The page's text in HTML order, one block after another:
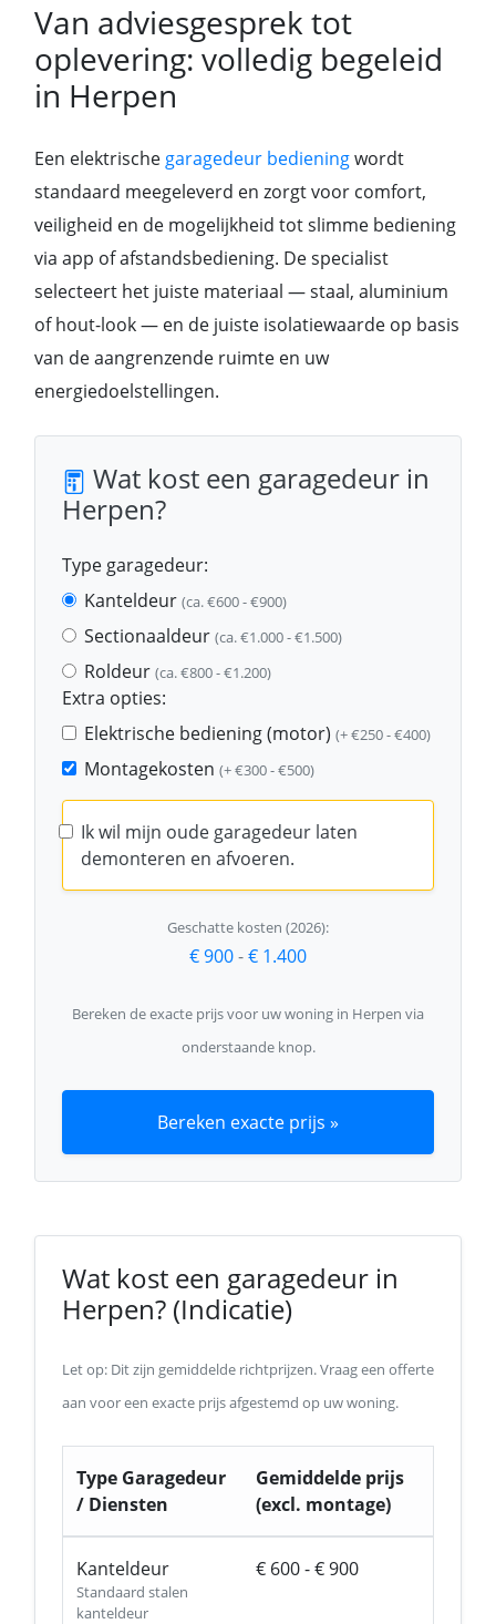
Van adviesgesprek tot
oplevering: volledig begeleid
in Herpen
Een elektrische garagedeur bedieningwordt
standaard meegeleverd en zorgt voor comfort,
veiligheid en de mogelijkheid tot slimme bediening
via app of afstandsbediening. De specialist
selecteert het juiste materiaal — staal, aluminium
of hout-look — en de juiste isolatiewaarde op basis
van de aangrenzende ruimte en uw
energiedoelstellingen.
Wat kost een garagedeur in
Herpen?
Type garagedeur:
Kanteldeur (ca. €600 - €900)
Sectionaaldeur (ca. €1.000 - €1.500)
Roldeur (ca. €800 - €1.200)
Extra opties:
Elektrische bediening (motor) (+ €250 - €400)
Montagekosten (+ €300 - €500)
Ik wil mijn oude garagedeur laten
demonteren en afvoeren.
Geschatte kosten (2026):
€ 900-€ 1.400
Bereken de exacte prijs voor uw woning in Herpen via
onderstaande knop.
Bereken exacte prijs »
Wat kost een garagedeur in
Herpen? (Indicatie)
Let op: Dit zijn gemiddelde richtprijzen. Vraag een offerte
aan voor een exacte prijs afgestemd op uw woning.
Type Garagedeur
/ Diensten
Gemiddelde prijs
(excl. montage)
Kanteldeur
Standaard stalen
kanteldeur
€ 600 - € 900